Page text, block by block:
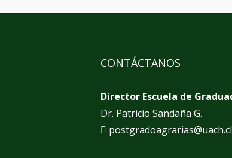
CONTÁCTANOS
Director Escuela de
Dr. Patricio Sandaña G.
postgradoagrarias@uach.cl